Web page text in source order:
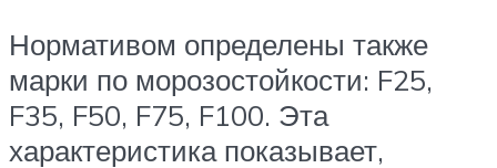
Нормативом определены также
марки по морозостойкости: F25,
F35, F50, F75, F100. Эта
характеристика показывает,